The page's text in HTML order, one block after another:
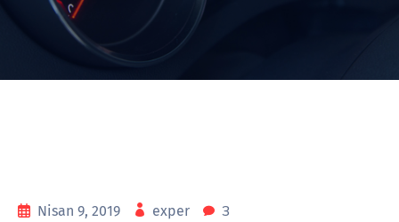
Nisan 9, 2019 exper 3